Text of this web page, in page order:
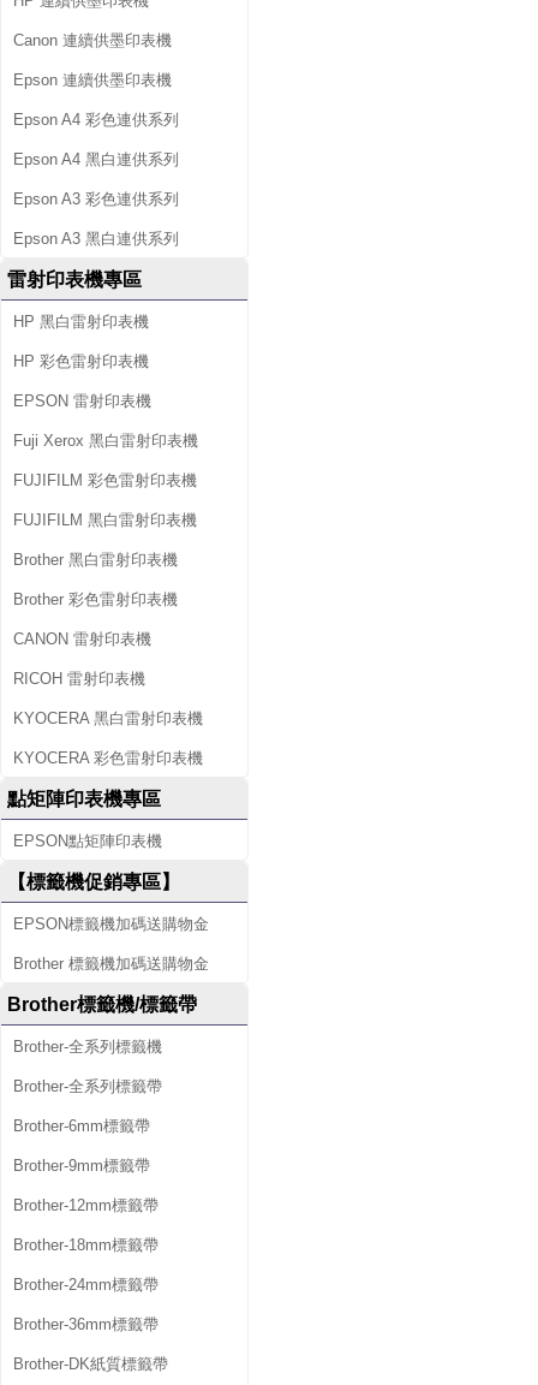
Canon 連續供墨印表機
Epson 連續供墨印表機
Epson A4 彩色連供系列
Epson A4 黑白連供系列
Epson A3 彩色連供系列
Epson A3 黑白連供系列
雷射印表機專區
HP 黑白雷射印表機
HP 彩色雷射印表機
EPSON 雷射印表機
Fuji Xerox 黑白雷射印表機
FUJIFILM 彩色雷射印表機
FUJIFILM 黑白雷射印表機
Brother 黑白雷射印表機
Brother 彩色雷射印表機
CANON 雷射印表機
RICOH 雷射印表機
KYOCERA 黑白雷射印表機
KYOCERA 彩色雷射印表機
點矩陣印表機專區
EPSON點矩陣印表機
【標籤機促銷專區】
EPSON標籤機加碼送購物金
Brother 標籤機加碼送購物金
Brother標籤機/標籤帶
Brother-全系列標籤機
Brother-全系列標籤帶
Brother-6mm標籤帶
Brother-9mm標籤帶
Brother-12mm標籤帶
Brother-18mm標籤帶
Brother-24mm標籤帶
Brother-36mm標籤帶
Brother-DK紙質標籤帶